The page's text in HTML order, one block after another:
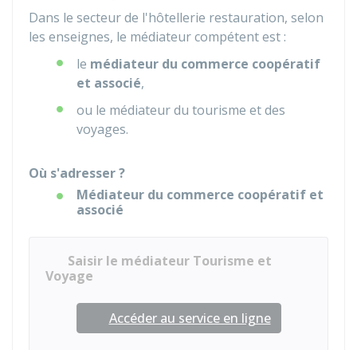
Dans le secteur de l'hôtellerie restauration, selon
les enseignes, le médiateur compétent est :
le médiateur du commerce coopératif
et associé,
ou le médiateur du tourisme et des
voyages.
Où s'adresser ?
Médiateur du commerce coopératif et
associé
Saisir le médiateur Tourisme et
Voyage
Accéder au service en ligne